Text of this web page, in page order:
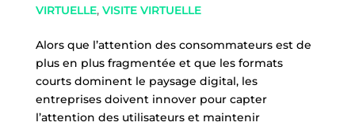
VIRTUELLE, VISITE VIRTUELLE
Alors que l’attention des consommateurs est de
plus en plus fragmentée et que les formats
courts dominent le paysage digital, les
entreprises doivent innover pour capter
l’attention des utilisateurs et maintenir